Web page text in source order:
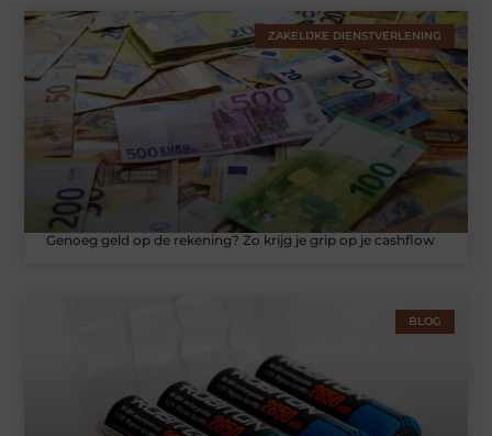
ZAKELIJKE DIENSTVERLENING
Genoeg geld op de rekening? Zo krijg je grip op je cashflow
BLOG